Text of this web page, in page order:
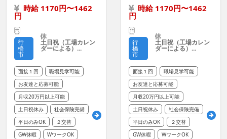
時給 1170円〜1462
円
行
橋
市
土日祝（工場カレン
ダーによる）...
面接１回
職場見学可能
お友達と応募可能
月収20万円以上可能
土日祝休み
社会保険完備
平日のみOK
２交替
GW休暇
WワークOK
時給 1170円〜1462
円
行
橋
市
土日祝（工場カレン
ダーによる）...
面接１回
職場見学可能
お友達と応募可能
月収20万円以上可能
土日祝休み
社会保険完備
平日のみOK
２交替
GW休暇
WワークOK